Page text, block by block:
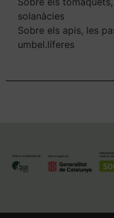
solanàcies
Sobre els apis, les
umbel.líferes